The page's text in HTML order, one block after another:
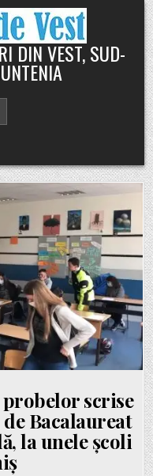
DIN VEST, SUD-
scrise
Bacalaureat
la unele școli